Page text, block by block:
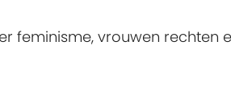
feminisme, vrouwen rechten